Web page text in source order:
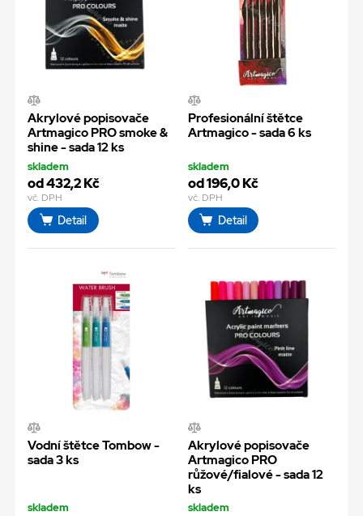
Akrylové popisovače
Artmagico PRO smoke &
shine - sada 12 ks
skladem
od 432,2 Kč
vč. DPH
Detail
Profesionální štětce
Artmagico - sada 6 ks
skladem
od 196,0 Kč
vč. DPH
Detail
Vodní štětce Tombow -
sada 3 ks
skladem
Akrylové popisovače
Artmagico PRO
růžové/fialové - sada 12
ks
skladem